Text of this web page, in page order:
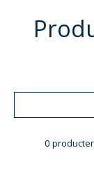
0